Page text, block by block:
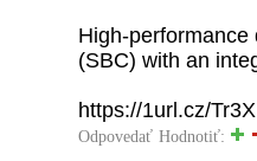
High-
(SBC) with an
https://1url.cz/
Odpovedať Hodnotiť: